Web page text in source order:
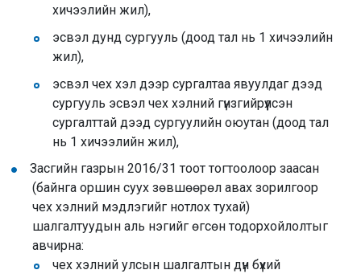
хичээлийн жил),
эсвэл дунд сургууль (доод тал нь 1 хичээлийн
жил),
эсвэл чех хэл дээр сургалтаа явуулдаг дээд
сургууль эсвэл чех хэлний гүнзгийрүүлсэн
сургалттай дээд сургуулийн оюутан (доод тал
нь 1 хичээлийн жил),
Засгийн газрын 2016/31 тоот тогтоолоор заасан
(байнга оршин суух зөвшөөрөл авах зорилгоор
чех хэлний мэдлэгийг нотлох тухай)
шалгалтуудын аль нэгийг өгсөн тодорхойлолтыг
авчирна:
чех хэлний улсын шалгалтын дүн бүхий